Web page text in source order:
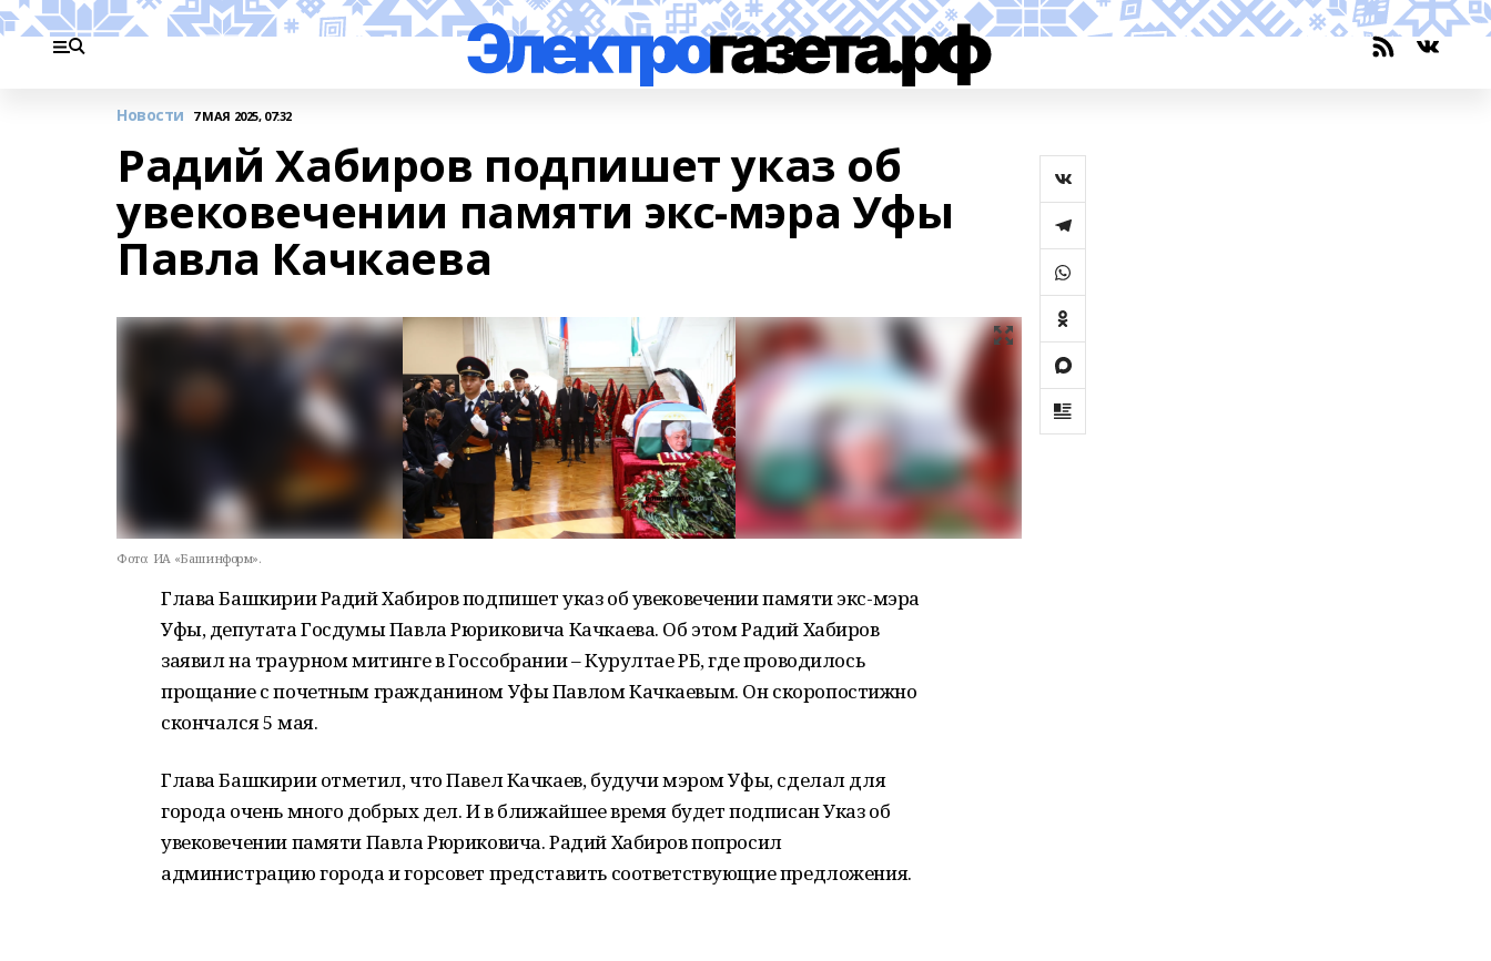
Новости 7 МАЯ 2025, 07:32
Радий Хабиров подпишет указ об
увековечении памяти экс-мэра Уфы
Павла Качкаева
Фото: ИА «Башинформ».
Глава Башкирии Радий Хабиров подпишет указ об увековечении памяти экс-мэра
Уфы, депутата Госдумы Павла Рюриковича Качкаева. Об этом Радий Хабиров
заявил на траурном митинге в Госсобрании – Курултае РБ, где проводилось
прощание с почетным гражданином Уфы Павлом Качкаевым. Он скоропостижно
скончался 5 мая.
Глава Башкирии отметил, что Павел Качкаев, будучи мэром Уфы, сделал для
города очень много добрых дел. И в ближайшее время будет подписан Указ об
увековечении памяти Павла Рюриковича. Радий Хабиров попросил
администрацию города и горсовет представить соответствующие предложения.